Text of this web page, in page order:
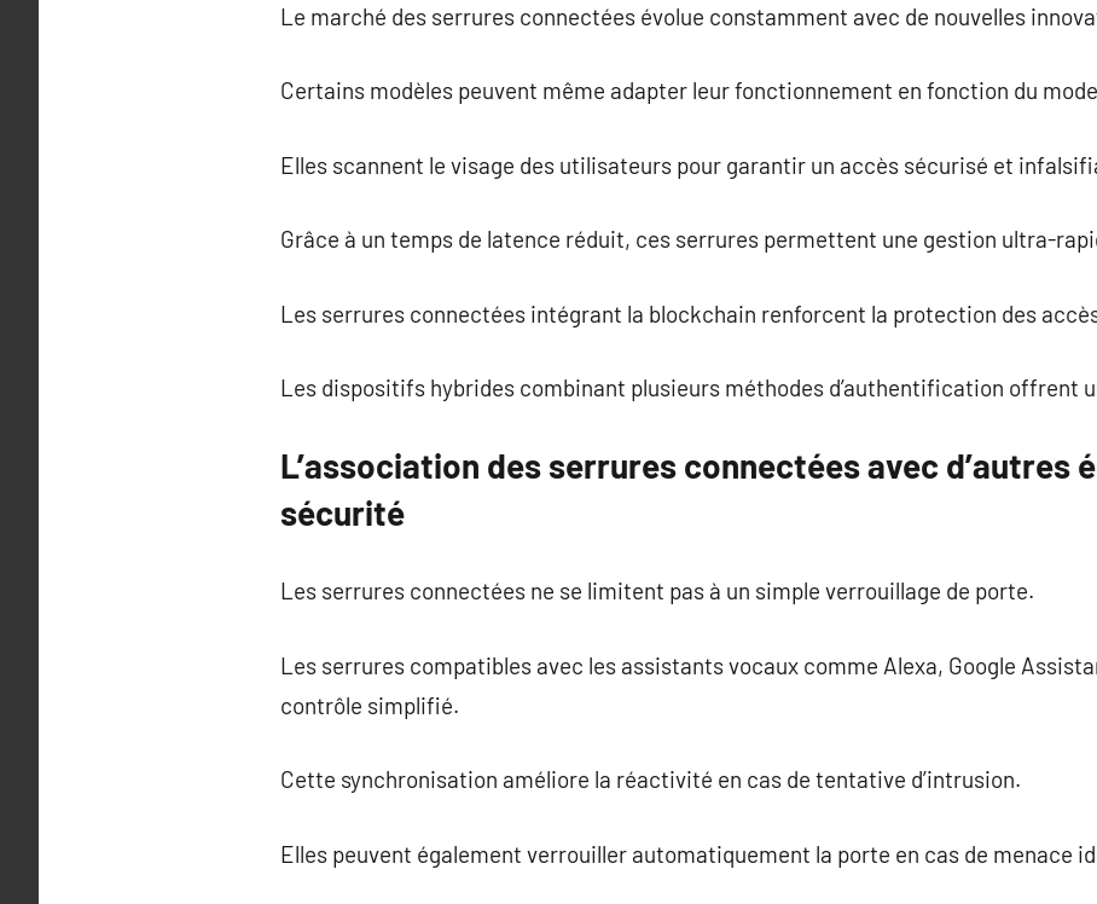
Le marché des serrures connectées évolue constamment avec de nouvelles
Certains modèles peuvent même adapter leur fonctionnement en fonction du
Elles scannent le visage des utilisateurs pour garantir un accès sécurisé et
Grâce à un temps de latence réduit, ces serrures permettent une gestion ultra-
Les serrures connectées intégrant la blockchain renforcent la protection des
Les dispositifs hybrides combinant plusieurs méthodes d’authentification offrent
L’association des serrures connectées avec d’autres
sécurité
Les serrures connectées ne se limitent pas à un simple verrouillage de porte.
Les serrures compatibles avec les assistants vocaux comme Alexa, Google
contrôle simplifié.
Cette synchronisation améliore la réactivité en cas de tentative d’intrusion.
Elles peuvent également verrouiller automatiquement la porte en cas de menace